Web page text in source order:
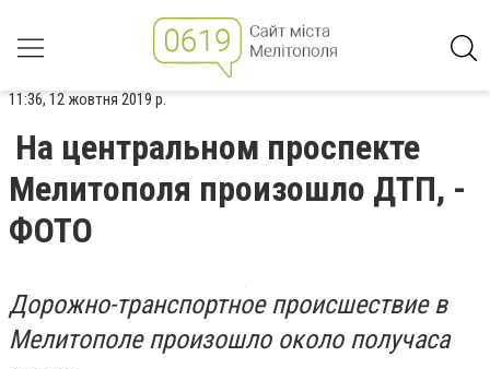
11:36, 12 жовтня 2019 р.
На центральном проспекте
Мелитополя произошло ДТП, -
ФОТО
Дорожно-транспортное происшествие в
Мелитополе произошло около получаса